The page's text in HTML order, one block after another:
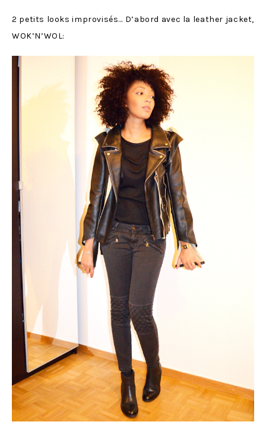
2 petits looks improvisés… D’abord avec la leather jacket,
WOK’N’WOL: